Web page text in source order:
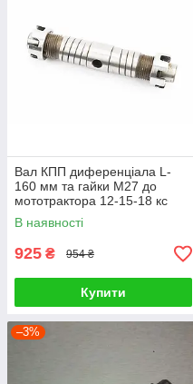
Вал КПП диференціала L-
160 мм та гайки М27 до
мототрактора 12-15-18 кс
В наявності
925 ₴ 954 ₴
Купити
–3%